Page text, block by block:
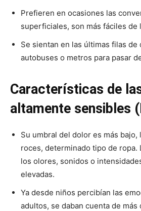
Prefieren en ocasiones las
superficiales, son más fáciles de
Se sientan en las últimas filas de
autobuses o metros para pasar
Características de
altamente sensibles
Su umbral del dolor es más bajo,
roces, determinado tipo de ropa.
los olores, sonidos o
elevadas.
Ya desde niños percibían las
adultos, se daban cuenta de más